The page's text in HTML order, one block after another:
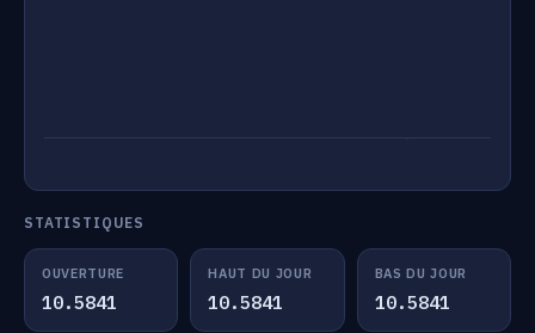
STATISTIQUES
OUVERTURE
10.5841
HAUT DU JOUR
10.5841
BAS DU JOUR
10.5841